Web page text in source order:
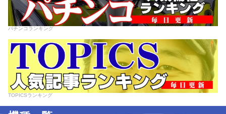
パチンコランキング
TOPICSランキング